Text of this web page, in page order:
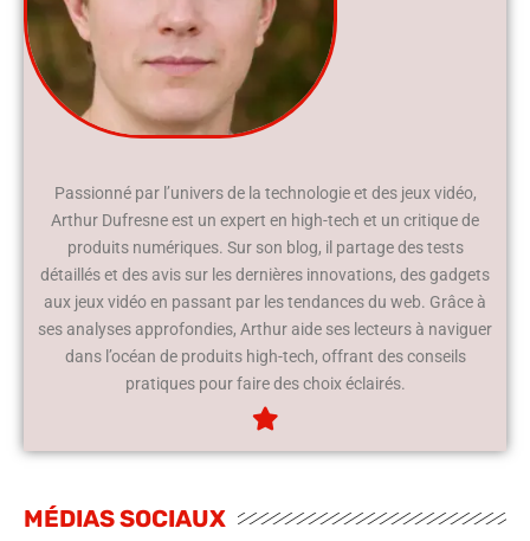
Passionné par l’univers de la technologie et des jeux vidéo,
Arthur Dufresne est un expert en high-tech et un critique de
produits numériques. Sur son blog, il partage des tests
détaillés et des avis sur les dernières innovations, des gadgets
aux jeux vidéo en passant par les tendances du web. Grâce à
ses analyses approfondies, Arthur aide ses lecteurs à naviguer
dans l’océan de produits high-tech, offrant des conseils
pratiques pour faire des choix éclairés.
MÉDIAS SOCIAUX